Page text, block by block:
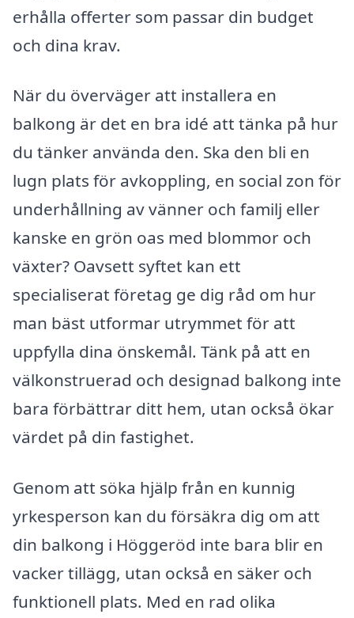
erhålla offerter som passar din budget
och dina krav.
När du överväger att installera en
balkong är det en bra idé att tänka på hur
du tänker använda den. Ska den bli en
lugn plats för avkoppling, en social zon för
underhållning av vänner och familj eller
kanske en grön oas med blommor och
växter? Oavsett syftet kan ett
specialiserat företag ge dig råd om hur
man bäst utformar utrymmet för att
uppfylla dina önskemål. Tänk på att en
välkonstruerad och designad balkong inte
bara förbättrar ditt hem, utan också ökar
värdet på din fastighet.
Genom att söka hjälp från en kunnig
yrkesperson kan du försäkra dig om att
din balkong i Höggeröd inte bara blir en
vacker tillägg, utan också en säker och
funktionell plats. Med en rad olika